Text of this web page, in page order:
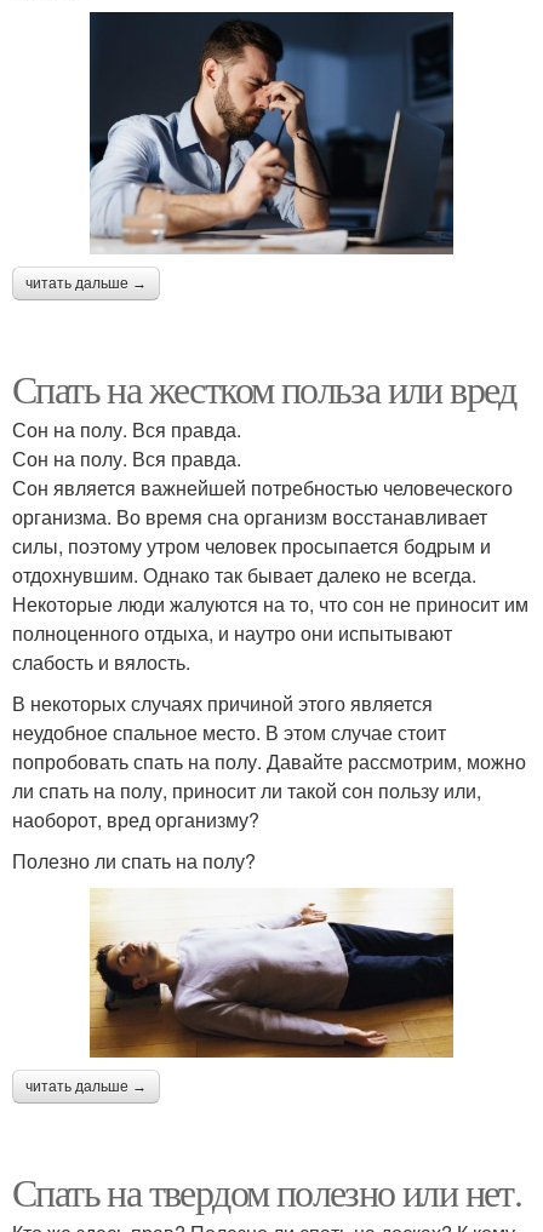
читать дальше →
Спать на жестком польза или вред
Сон на полу. Вся правда.
Сон на полу. Вся правда.
Сон является важнейшей потребностью человеческого
организма. Во время сна организм восстанавливает
силы, поэтому утром человек просыпается бодрым и
отдохнувшим. Однако так бывает далеко не всегда.
Некоторые люди жалуются на то, что сон не приносит им
полноценного отдыха, и наутро они испытывают
слабость и вялость.
В некоторых случаях причиной этого является
неудобное спальное место. В этом случае стоит
попробовать спать на полу. Давайте рассмотрим, можно
ли спать на полу, приносит ли такой сон пользу или,
наоборот, вред организму?
Полезно ли спать на полу?
читать дальше →
Спать на твердом полезно или нет.